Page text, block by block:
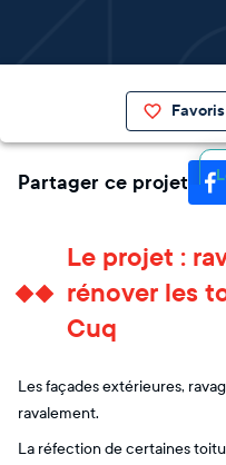
Favoris
Partager ce projet
Le projet :
rénover les
Cuq
Les façades extérieures,
ravalement.
La réfection de certaines